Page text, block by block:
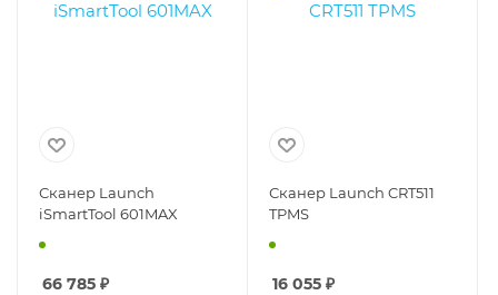
Сканер Launch
iSmartTool 601MAX
66 785 ₽
Сканер Launch CRT511
TPMS
16 055 ₽